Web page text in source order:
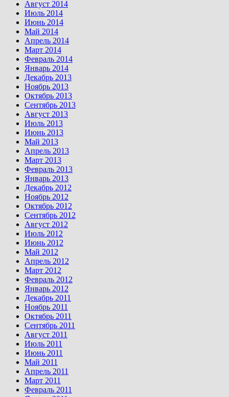
Август 2014
Июль 2014
Июнь 2014
Май 2014
Апрель 2014
Март 2014
Февраль 2014
Январь 2014
Декабрь 2013
Ноябрь 2013
Октябрь 2013
Сентябрь 2013
Август 2013
Июль 2013
Июнь 2013
Май 2013
Апрель 2013
Март 2013
Февраль 2013
Январь 2013
Декабрь 2012
Ноябрь 2012
Октябрь 2012
Сентябрь 2012
Август 2012
Июль 2012
Июнь 2012
Май 2012
Апрель 2012
Март 2012
Февраль 2012
Январь 2012
Декабрь 2011
Ноябрь 2011
Октябрь 2011
Сентябрь 2011
Август 2011
Июль 2011
Июнь 2011
Май 2011
Апрель 2011
Март 2011
Февраль 2011